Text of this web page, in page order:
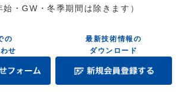
始・GW・冬季期間は除きます）
の
せ
最新技術情報の
ダウンロード